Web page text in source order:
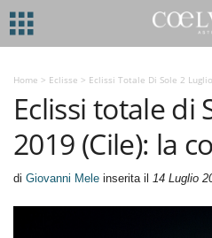
Home > Eclisse > Eclissi Totale Di Sole 2
Eclissi totale di
2019 (Cile): la
di Giovanni Mele inserita il 14 Luglio